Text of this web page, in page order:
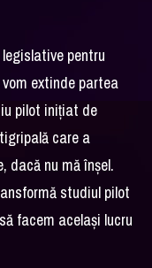
pentru
extinde partea
pilot inițiat de
care a
dacă nu mă înșel.
studiul pilot
facem același lucru